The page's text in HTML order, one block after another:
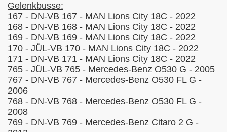
Gelenkbusse:
167 - DN-VB 167 - MAN Lions City 18C - 2022
168 - DN-VB 168 - MAN Lions City 18C - 2022
169 - DN-VB 169 - MAN Lions City 18C - 2022
170 - JÜL-VB 170 - MAN Lions City 18C - 2022
171 - DN-VB 171 - MAN Lions City 18C - 2022
765 - JÜL-VB 765 - Mercedes-Benz O530 G - 2005
767 - DN-VB 767 - Mercedes-Benz O530 FL G -
2006
768 - DN-VB 768 - Mercedes-Benz O530 FL G -
2008
769 - DN-VB 769 - Mercedes-Benz Citaro 2 G -